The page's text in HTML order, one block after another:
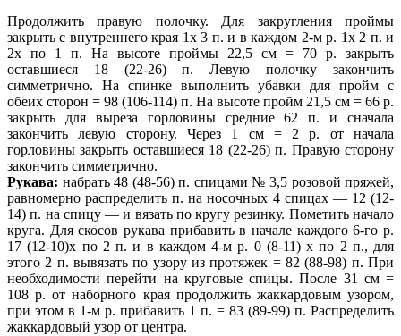
Продолжить правую полочку. Для закругления проймы
закрыть с внутреннегокрая 1х 3 п. и в каждом 2-м р. 1х 2 п. и
2х по 1 п. На высоте проймы 22,5 см = 70 р. закрыть
оставшиеся 18 (22-26) п. Левую полочку закончить
симметрично. На спинке выполнить убавки для пройм с
обеих сторон = 98 (106-114) п. На высоте пройм 21,5 см = 66 р.
закрыть для выреза горловины средние 62п. и сначала
закончить левую сторону. Через 1 см = 2 р. от начала
горловинызакрыть оставшиеся 18 (22-26) п. Правую сторону
закончить симметрично.
Рукава: набрать 48 (48-56) п. спицами № 3,5 розовой пряжей,
равномерно распределить п. на носочных 4 спицах — 12 (12-
14) п. на спицу — и вязать по кругу резинку. Пометить начало
круга. Для скосов рукава прибавить в начале каждого 6-го р.
17 (12-10)х по 2 п. и в каждом 4-м р. 0 (8-11) х по 2 п., для
этого 2 п. вывязать по узору из протяжек = 82 (88-98) п. При
необходимости перейти на круговые спицы. После 31 см =
108 р. от наборного края продолжить жаккардовым узором,
при этом в 1-м р. прибавить 1 п. = 83 (89-99) п. Распределить
жаккардовый узор от центра.